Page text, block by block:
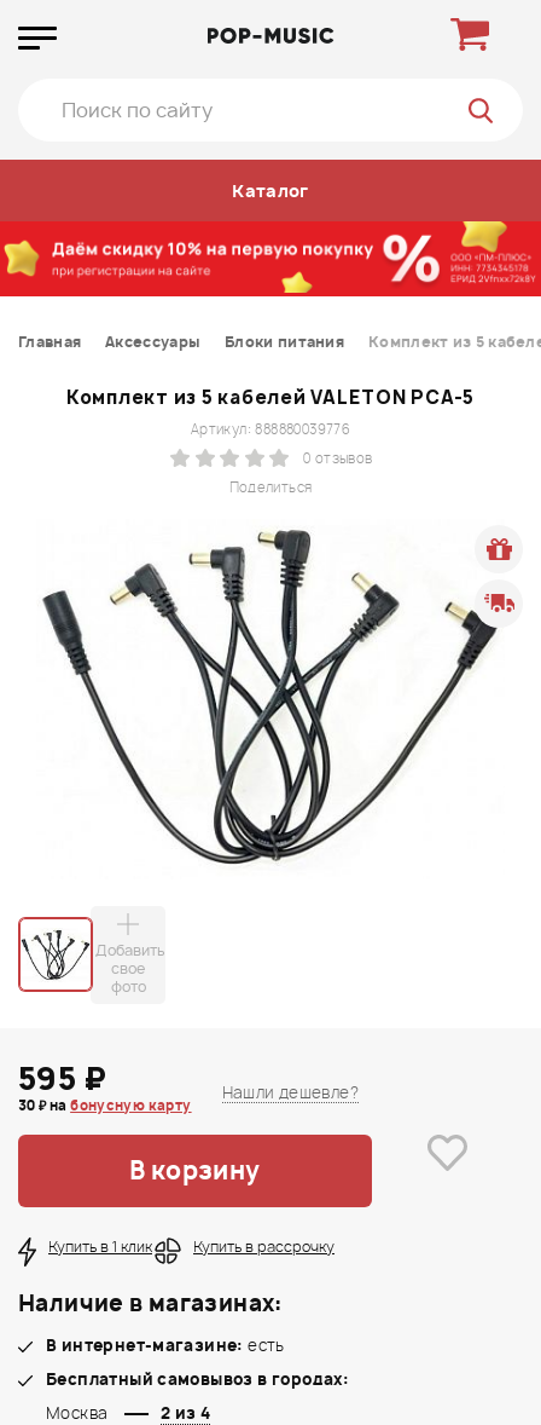
Каталог
Главная Аксессуары Блоки питания Комплект из 5
Комплект из 5 кабелей VALETON PCA-5
Поделиться
Артикул: 888880039776
0 отзывов
Добавить
свое
фото
595 ₽
30 ₽ набонусную карту
Нашли дешевле?
В корзину
Купить в 1 клик Купить в рассрочку
Наличие в магазинах:
В интернет-магазине: есть
Бесплатный самовывоз в городах:
Москва
2 из 4